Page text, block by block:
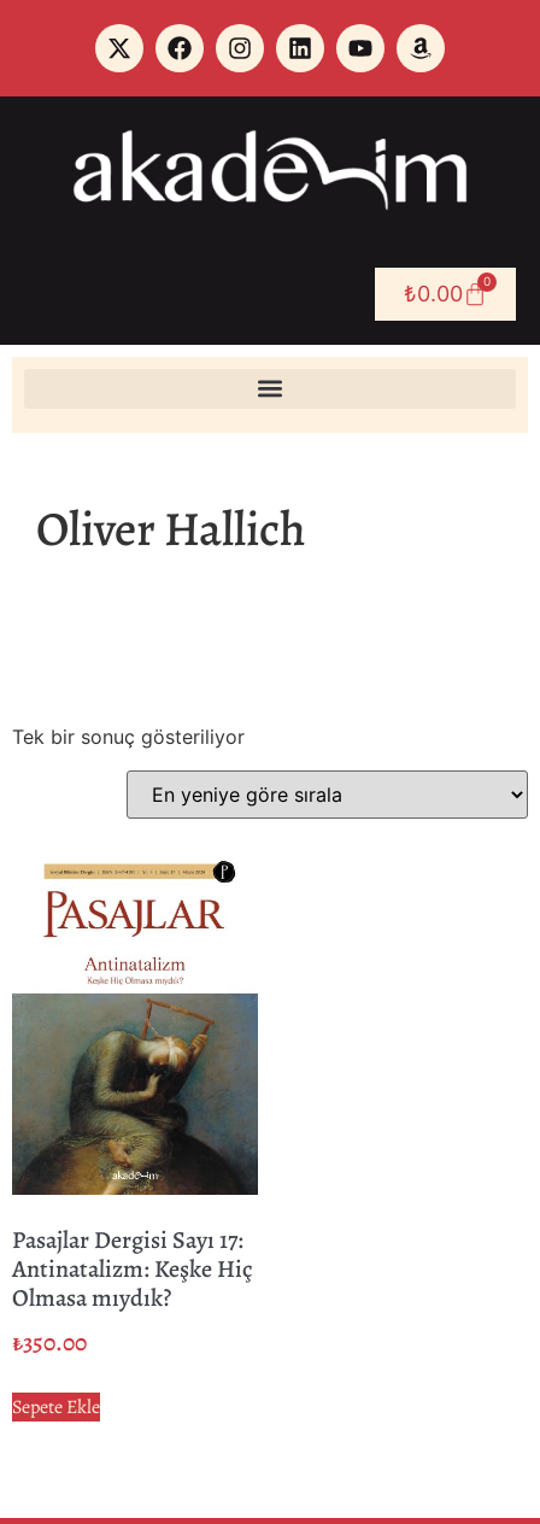
₺0.00 0
Oliver Hallich
Tek bir sonuç gösteriliyor
Pasajlar Dergisi Sayı 17:
Antinatalizm: Keşke Hiç
Olmasa mıydık?
₺350.00
Sepete Ekle